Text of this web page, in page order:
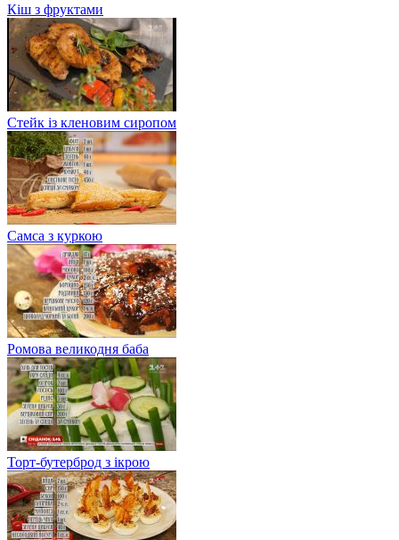
Кіш з фруктами
Стейк із кленовим сиропом
Самса з куркою
Ромова великодня баба
Торт-бутерброд з ікрою